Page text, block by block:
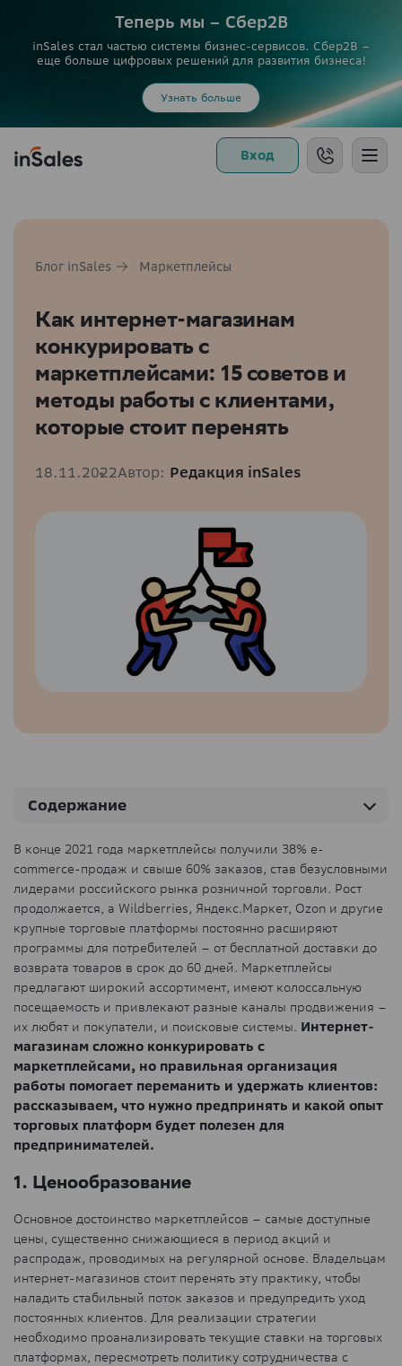
Теперь мы – Сбер2B
inSales стал частью системы бизнес-сервисов. Сбер2В –
еще больше цифровых решений для развития бизнеса!
Узнать больше
Вход
Блог inSales Маркетплейсы
Как интернет-магазинам
конкурировать с
маркетплейсами: 15 советов и
методы работы с клиентами,
которые стоит перенять
18.11.2022Автор: Редакция inSales
В конце 2021 года маркетплейсы получили 38% e-
commerce-продаж и свыше 60% заказов, став безусловными
лидерами российского рынка розничной торговли. Рост
продолжается, а Wildberries, Яндекс.Маркет, Ozon и другие
крупные торговые платформы постоянно расширяют
программы для потребителей – от бесплатной доставки до
возврата товаров в срок до 60 дней. Маркетплейсы
предлагают широкий ассортимент, имеют колоссальную
посещаемость и привлекают разные каналы продвижения –
их любят и покупатели, и поисковые системы. Интернет-
магазинам сложно конкурировать с
маркетплейсами, но правильная организация
работы помогает переманить и удержать клиентов:
рассказываем, что нужно предпринять и какой опыт
торговых платформ будет полезен для
предпринимателей.
1. Ценообразование
Основное достоинство маркетплейсов – самые доступные
цены, существенно снижающиеся в период акций и
распродаж, проводимых на регулярной основе. Владельцам
интернет-магазинов стоит перенять эту практику, чтобы
наладить стабильный поток заказов и предупредить уход
постоянных клиентов. Для реализации стратегии
необходимо проанализировать текущие ставки на торговых
платформах, пересмотреть политику сотрудничества с
Содержание